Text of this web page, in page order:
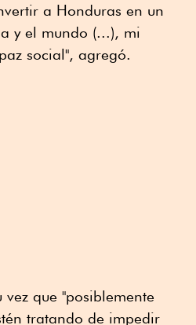
a Honduras en un
y el mundo (...), mi
social", agregó.
que "posiblemente
tratando de impedir